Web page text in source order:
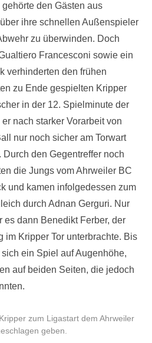
den Gästen aus
ihre schnellen Außenspieler
zu überwinden. Doch
Francesconi sowie ein
verhinderten den frühen
zu Ende gespielten Kripper
in der 12. Spielminute der
nach starker Vorarbeit von
nur noch sicher am Torwart
den Gegentreffer noch
die Jungs vom Ahrweiler BC
und kamen infolgedessen zum
durch Adnan Gerguri. Nur
es dann Benedikt Ferber, der
im Kripper Tor unterbrachte. Bis
ein Spiel auf Augenhöhe,
auf beiden Seiten, die jedoch
zum Ligastart dem Ahrweiler
geben.